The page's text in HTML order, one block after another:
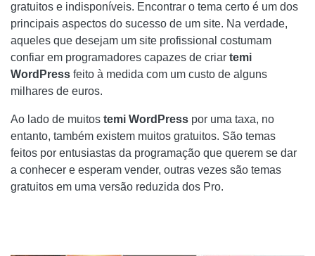
COMO PAGAR COM PAYPAL AO COMPRAR NA INTERNET
ADICIONE UM COMENTÁRIO DE TEMAS GRATUITOS DO
WORDPRESS: AQUI ESTÃO OS MELHORES MODELOS
SONCHI SONO PARA AMANTES DA REALIDADE VIRTUAL?
QUE INFORMAÇÕES COMPARTILHAMOS?
gratuitos e indisponíveis. Encontrar o tema certo é um dos
principais aspectos do sucesso de um site. Na verdade,
aqueles que desejam um site profissional costumam
confiar em programadores capazes de criar temi
WordPress feito à medida com um custo de alguns
milhares de euros.
Ao lado de muitos temi WordPress por uma taxa, no
entanto, também existem muitos gratuitos. São temas
feitos por entusiastas da programação que querem se dar
a conhecer e esperam vender, outras vezes são temas
gratuitos em uma versão reduzida dos Pro.